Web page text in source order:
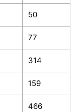
50
77
314
159
466